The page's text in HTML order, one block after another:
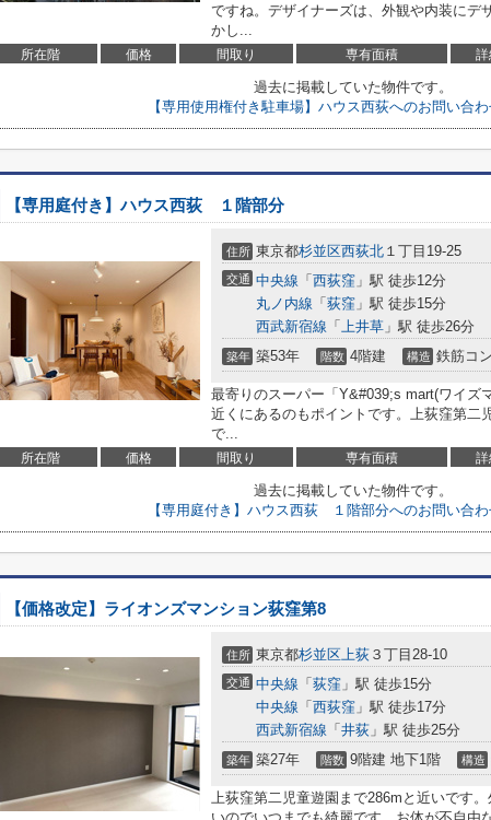
ですね。デザイナーズは、外観や内装にデ
かし...
所在階 価格 間取り 専有面積 詳
過去に掲載していた物件です。
【専用使用権付き駐車場】ハウス西荻へのお問い合
【専用庭付き】ハウス西荻 １階部分
住所 東京都杉並区西荻北 １丁目19-25
交通 中央線 「 西荻窪 」駅 徒歩12分
丸ノ内線 「 荻窪 」駅 徒歩15分
西武新宿線 「 上井草 」駅 徒歩26分
築年 築53年 階数 4階建 構造 鉄筋コ
最寄りのスーパー「Y&#039;s mart(ワイズ
近くにあるのもポイントです。上荻窪第二
で...
所在階 価格 間取り 専有面積 詳
過去に掲載していた物件です。
【専用庭付き】ハウス西荻 １階部分へのお問い合わ
【価格改定】ライオンズマンション荻窪第8
住所 東京都杉並区上荻 ３丁目28-10
交通 中央線 「 荻窪 」駅 徒歩15分
中央線 「 西荻窪 」駅 徒歩17分
西武新宿線 「 井荻 」駅 徒歩25分
築年 築27年 階数 9階建 地下1階 構造
上荻窪第二児童遊園まで286mと近いです